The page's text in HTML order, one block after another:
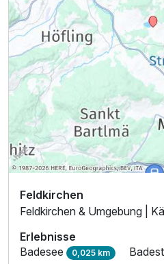
Feldkirchen
Feldkirchen & Umgebung |
Erlebnisse
Badesee 0,025 km